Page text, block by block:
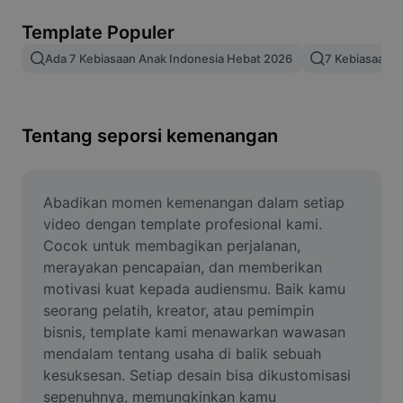
Gabung gambar
Ubah Ukuran Gambar
Pembuat Meme
AI Text Remover
AI People Remover
AI Inpainting
Face Cutout
Template Populer
Ada 7 Kebiasaan Anak Indonesia Hebat 2026 7 Kebiasaan
Tentang seporsi kemenangan
Abadikan momen kemenangan dalam setiap
video dengan template profesional kami.
Cocok untuk membagikan perjalanan,
merayakan pencapaian, dan memberikan
motivasi kuat kepada audiensmu. Baik kamu
seorang pelatih, kreator, atau pemimpin
bisnis, template kami menawarkan wawasan
mendalam tentang usaha di balik sebuah
kesuksesan. Setiap desain bisa dikustomisasi
sepenuhnya, memungkinkan kamu